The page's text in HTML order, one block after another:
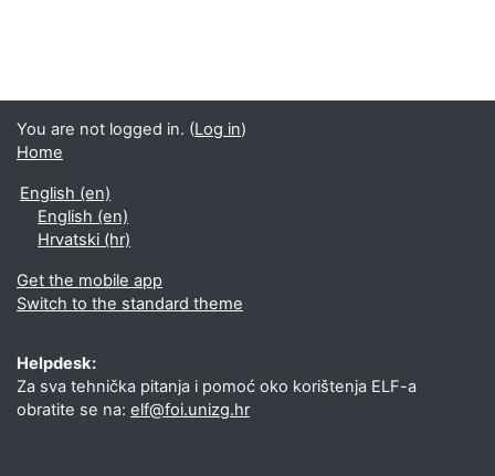
You are not logged in. (Log in)
Home
English ‎(en)‎
English ‎(en)‎
Hrvatski ‎(hr)‎
Get the mobile app
Switch to the standard theme
Helpdesk:
Za sva tehnička pitanja i pomoć oko korištenja ELF-a
obratite se na: elf@foi.unizg.hr